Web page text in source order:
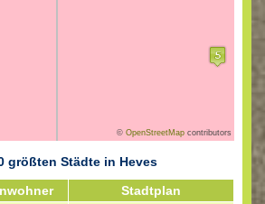
©OpenStreetMap contributors
größten Städte in Heves
Stadtplan